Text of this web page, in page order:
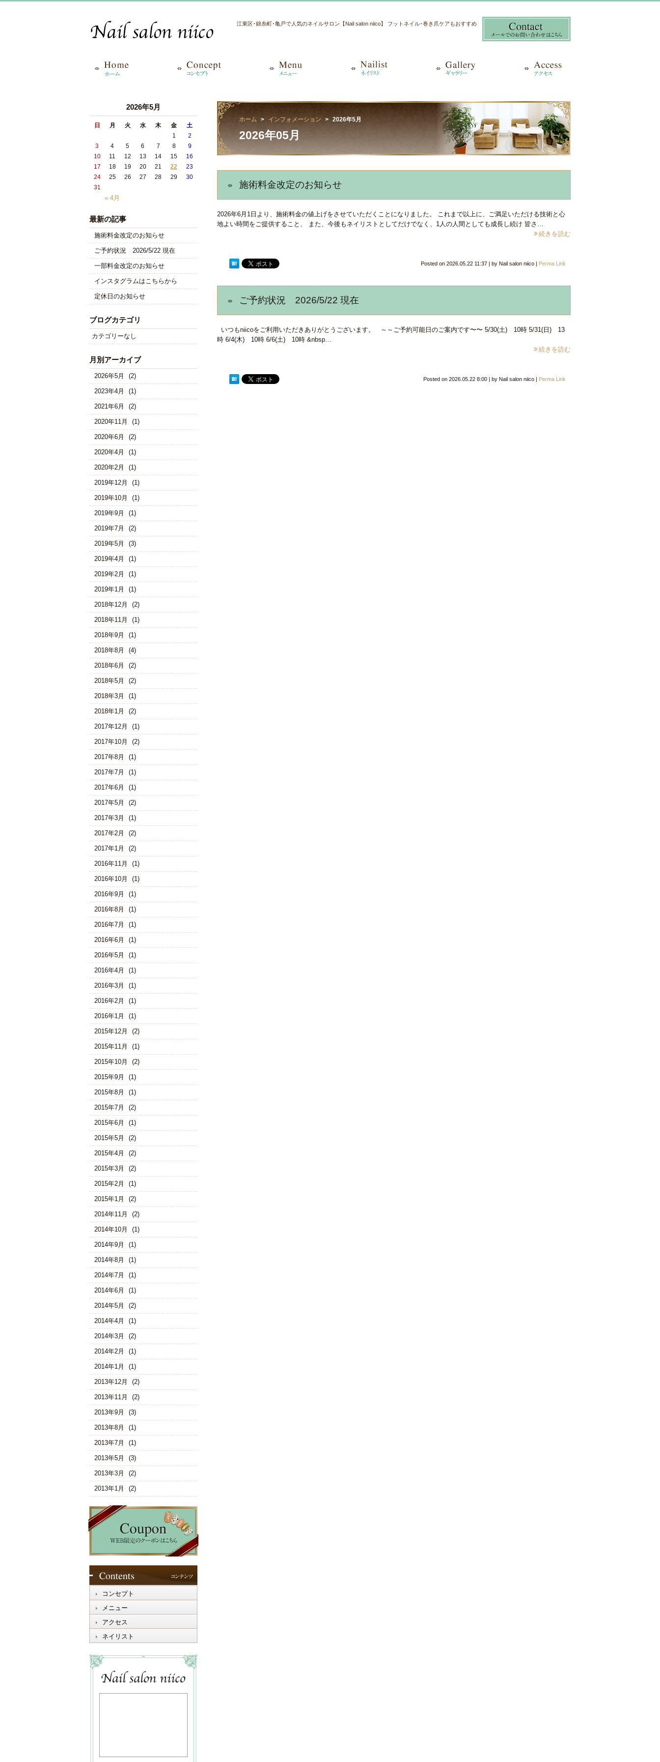
江東区･錦糸町･亀戸で人気のネイルサロン【Nail salon niico】 フットネイル･巻き爪ケアもおすすめ
ホーム インフォメーション 2026年5月
2026年05月
施術料金改定のお知らせ
2026年6月1日より、施術料金の値上げをさせていただくことになりました。 これまで以上に、ご満足いただける技術と心
地よい時間をご提供すること、 また、今後もネイリストとしてだけでなく、1人の人間としても成長し続け 皆さ…
続きを読む
Posted on 2026.05.22 11:37 | by Nail salon niico | Perma Link
ご予約状況 2026/5/22 現在
いつもniicoをご利用いただきありがとうございます。 ～～ご予約可能日のご案内です〜〜 5/30(土) 10時 5/31(日) 13
時 6/4(木) 10時 6/6(土) 10時 &nbsp…
続きを読む
Posted on 2026.05.22 8:00 | by Nail salon niico | Perma Link
2026年5月
日 月 火 水 木 金 土
« 4月
1
2
3
4 5 6 7 8
9
10
11 12 13 14 15
16
17
18 19 20 21 22
23
24
25 26 27 28 29
30
31
最新の記事
施術料金改定のお知らせ
ご予約状況 2026/5/22 現在
一部料金改定のお知らせ
インスタグラムはこちらから
定休日のお知らせ
ブログカテゴリ
カテゴリーなし
月別アーカイブ
2026年5月 (2)
2023年4月 (1)
2021年6月 (2)
2020年11月 (1)
2020年6月 (2)
2020年4月 (1)
2020年2月 (1)
2019年12月 (1)
2019年10月 (1)
2019年9月 (1)
2019年7月 (2)
2019年5月 (3)
2019年4月 (1)
2019年2月 (1)
2019年1月 (1)
2018年12月 (2)
2018年11月 (1)
2018年9月 (1)
2018年8月 (4)
2018年6月 (2)
2018年5月 (2)
2018年3月 (1)
2018年1月 (2)
2017年12月 (1)
2017年10月 (2)
2017年8月 (1)
2017年7月 (1)
2017年6月 (1)
2017年5月 (2)
2017年3月 (1)
2017年2月 (2)
2017年1月 (2)
2016年11月 (1)
2016年10月 (1)
2016年9月 (1)
2016年8月 (1)
2016年7月 (1)
2016年6月 (1)
2016年5月 (1)
2016年4月 (1)
2016年3月 (1)
2016年2月 (1)
2016年1月 (1)
2015年12月 (2)
2015年11月 (1)
2015年10月 (2)
2015年9月 (1)
2015年8月 (1)
2015年7月 (2)
2015年6月 (1)
2015年5月 (2)
2015年4月 (2)
2015年3月 (2)
2015年2月 (1)
2015年1月 (2)
2014年11月 (2)
2014年10月 (1)
2014年9月 (1)
2014年8月 (1)
2014年7月 (1)
2014年6月 (1)
2014年5月 (2)
2014年4月 (1)
2014年3月 (2)
2014年2月 (1)
2014年1月 (1)
2013年12月 (2)
2013年11月 (2)
2013年9月 (3)
2013年8月 (1)
2013年7月 (1)
2013年5月 (3)
2013年3月 (2)
2013年1月 (2)
コンセプト
メニュー
アクセス
ネイリスト